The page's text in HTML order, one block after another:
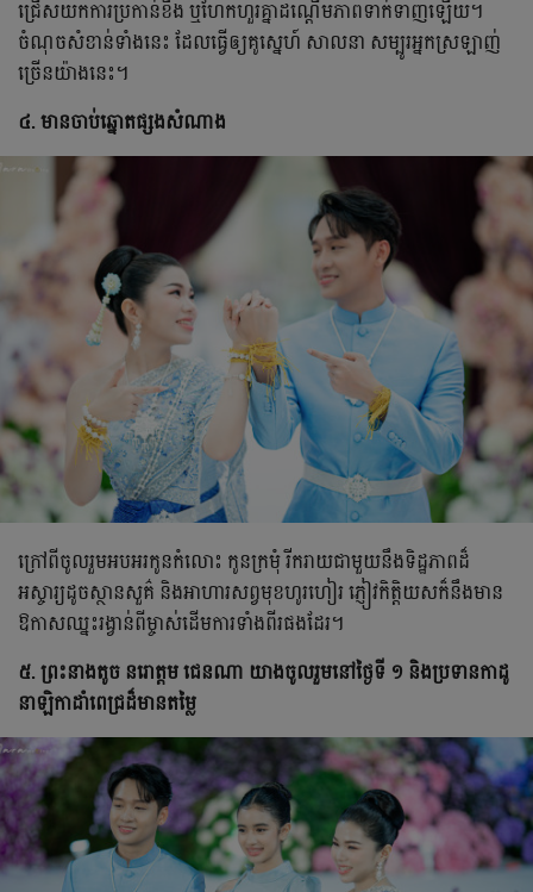
ជ្រើសយកការប្រកាន់ខឹង ឬហែកហួរគ្នាដណ្ដើមភាពទាក់ទាញឡើយ។
ចំណុចសំខាន់ទាំងនេះ ដែលធ្វើឲ្យគូស្នេហ៍ សាលនា សម្បូរអ្នកស្រឡាញ់
ច្រើនយ៉ាងនេះ។
៤. មានចាប់ឆ្នោតផ្សងសំណាង
ក្រៅពីចូលរួមអបអរកូនកំលោះ កូនក្រមុំ រីករាយជាមួយនឹងទិដ្ឋភាពដ៏
អស្ចារ្យដូចស្ថានសួគ៌ និងអាហារសព្វមុខហូរហៀរ ភ្ញៀវកិត្តិយសក៏នឹង​មាន
ឱកាសឈ្នះរង្វាន់ពីម្ចាស់ដើមការទាំងពីរផងដែរ។
៥. ព្រះនាងតូច នរោត្តម ជេនណា យាងចូលរួមនៅថ្ងៃទី ១ និងប្រទានកាដូ
នាឡិកាដាំពេជ្រដ៏មានតម្លៃ